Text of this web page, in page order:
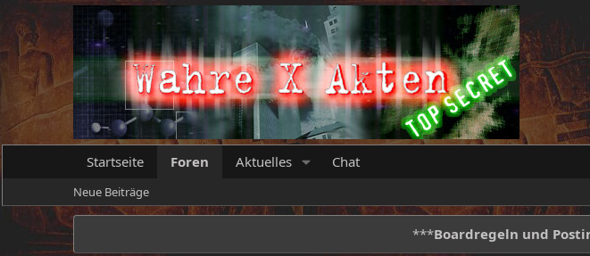
Startseite Foren Aktuelles Chat
Neue Beiträge
***Boardregeln und